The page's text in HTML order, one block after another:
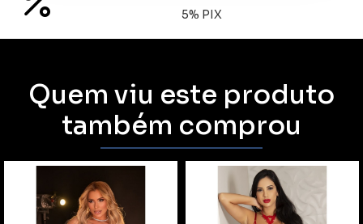
5% PIX
Quem viu este produto
também comprou